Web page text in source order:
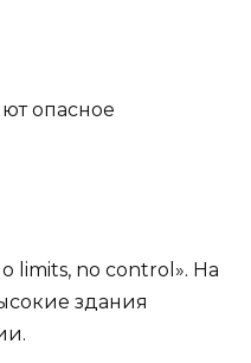
опасное
limits, no control». На
здания